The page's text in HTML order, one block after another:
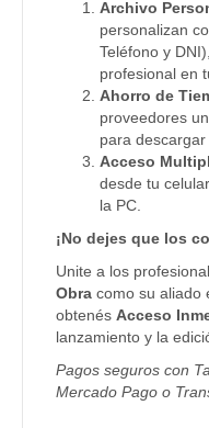
Archivo
personalizan
Teléfono y
profesional en
Ahorro de
proveedores
para descargar
Acceso
desde tu
la PC.
¡No dejes que los
Unite a los
Obra como su aliado
obtenés Acceso
lanzamiento y la
Pagos seguros con
Mercado Pago o